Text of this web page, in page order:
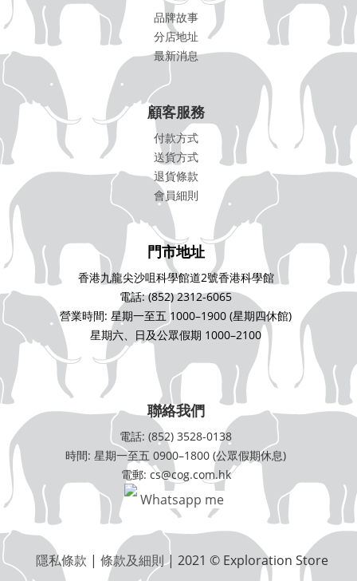
品牌故事
分店地址
最新消息
顧客服務
付款方式
送貨方式
退貨條款
會員細則
門市地址
香港九龍尖沙咀科學館道2號香港科學館
電話: (852) 2312-6065
營業時間: 星期一至五 1000–1900 (星期四休館)
星期六、日及公眾假期 1000–2100
聯絡我們
電話: (852) 3528-0138
時間: 星期一至五 0900–1800 (公眾假期休息)
電郵: cs@cog.com.hk
Whatsapp me
隱私條款 | 條款及細則| 2021 © Exploration Store